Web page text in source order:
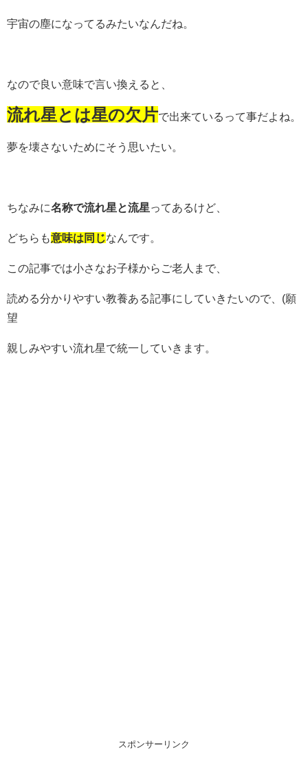
宇宙の塵になってるみたいなんだね。
なので良い意味で言い換えると、
流れ星とは星の欠片で出来ているって事だよね。
夢を壊さないためにそう思いたい。
ちなみに名称で流れ星と流星ってあるけど、
どちらも意味は同じなんです。
この記事では小さなお子様からご老人まで、
読める分かりやすい教養ある記事にしていきたいので、(願
望
親しみやすい流れ星で統一していきます。
スポンサーリンク